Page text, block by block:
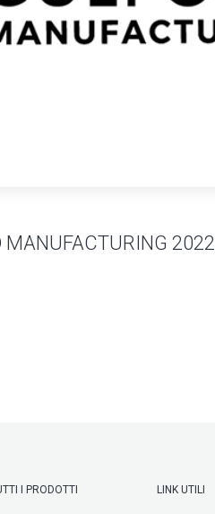
MANUFACTURING 2022
I PRODOTTI LINK UTILI